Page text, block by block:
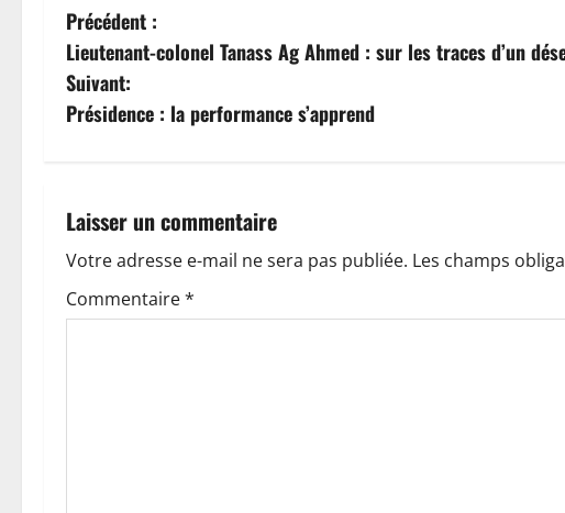
N
a
v
g
a
t
Précédent :
Lieutenant-colonel Tanass Ag Ahmed : sur les traces d’un
Suivant:
Présidence : la performance s’apprend
Laisser un commentaire
Votre adresse e-mail ne sera pas publiée. Les champs
Commentaire*